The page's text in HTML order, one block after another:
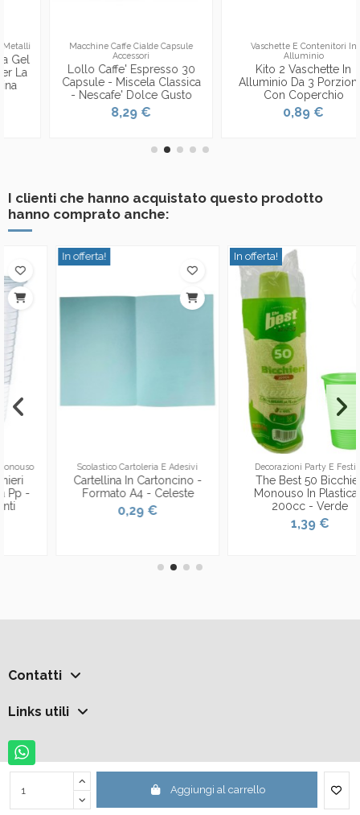
Aggiungi al carrello
Macchine Caffe Cialde Capsule
Lollo Caffe' Espresso 30
Capsule - Miscela Classica
- Nescafe' Dolce Gusto
8,29 €
Vaschette E Contenitori In
Alluminio
Kito 2 Vaschette In
Alluminio Da 3 Porzioni -
Con Coperchio
0,89 €
I clienti che hanno acquistato questo prodotto
hanno comprato anche:
Scolastico Cartoleria E Adesivi
Cartellina In Cartoncino -
Formato A4 - Celeste
In offerta!
Decorazioni Party E Festivo
The Best 50 Bicchieri
Monouso In Plastica -
200cc - Verde
Contatti
Links utili
Tuttocasashop SRL © 2025 - P.IVA 04366570713 - tel. 3920470395